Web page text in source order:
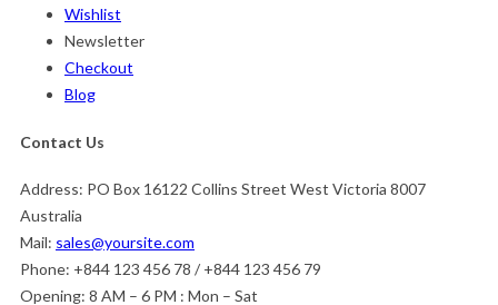
Wishlist
Newsletter
Checkout
Blog
Contact Us
Address: PO Box 16122 Collins Street West Victoria 8007
Australia
Mail: sales@yoursite.com
Phone: +844 123 456 78 / +844 123 456 79
Opening: 8 AM – 6 PM : Mon – Sat